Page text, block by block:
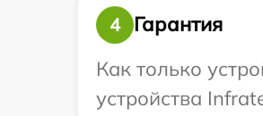
4
Гарантия
Как только
устройства